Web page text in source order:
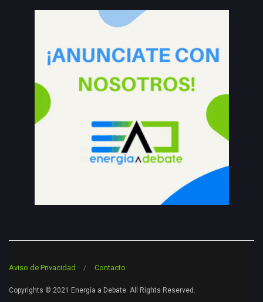
Aviso de Privacidad Contacto
Copyrights © 2021 Energía a Debate. All Rights Reserved.